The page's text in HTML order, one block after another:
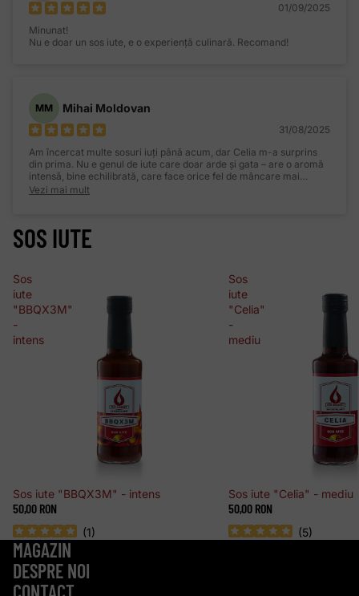
01/09/2025
Minunat!
Nu e doar un sos iute, e o experiență culinară. Recomand!
MM Mihai Moldovan
31/08/2025
Am încercat multe sosuri iuți până acum, dar Celia m-a surprins
din prima. Nu e genul de iute care doar arde și gata – are o aromă
intensă, bine echilibrată, care face orice fel de mâncare mai
interesant. Îmi place că se simte gustul natural de ardei, iar iuțeala
Vezi mai mult
SOS IUTE
Sos
iute
"BBQX3M"
-
intens
Sos iute "BBQX3M" - intens
50,00 RON
(1)
Sos
iute
"Celia"
-
mediu
Sos iute "Celia" - mediu
50,00 RON
(5)
MAGAZIN
DESPRE NOI
CONTACT